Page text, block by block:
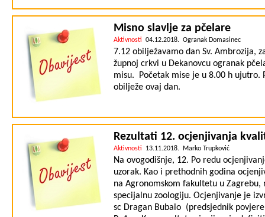
Misno slavlje za pčelare
Aktivnosti 04.12.2018. Ogranak Domasinec
7.12 obilježavamo dan Sv. Ambrozija,
župnoj crkvi u Dekanovcu ogranak
misu. Početak mise je u 8.00 h ujutro.
obilježe ovaj dan.
Rezultati 12. ocjenjivanja
Aktivnosti 13.11.2018. Marko Trupković
Na ovogodišnje, 12. Po redu
uzorak. Kao i prethodnih godina
na Agronomskom fakultetu u
specijalnu zoologiju. Ocjenjivanje je
sc Dragan Bubalo (predsjednik